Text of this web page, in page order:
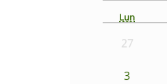
Lun
27
3